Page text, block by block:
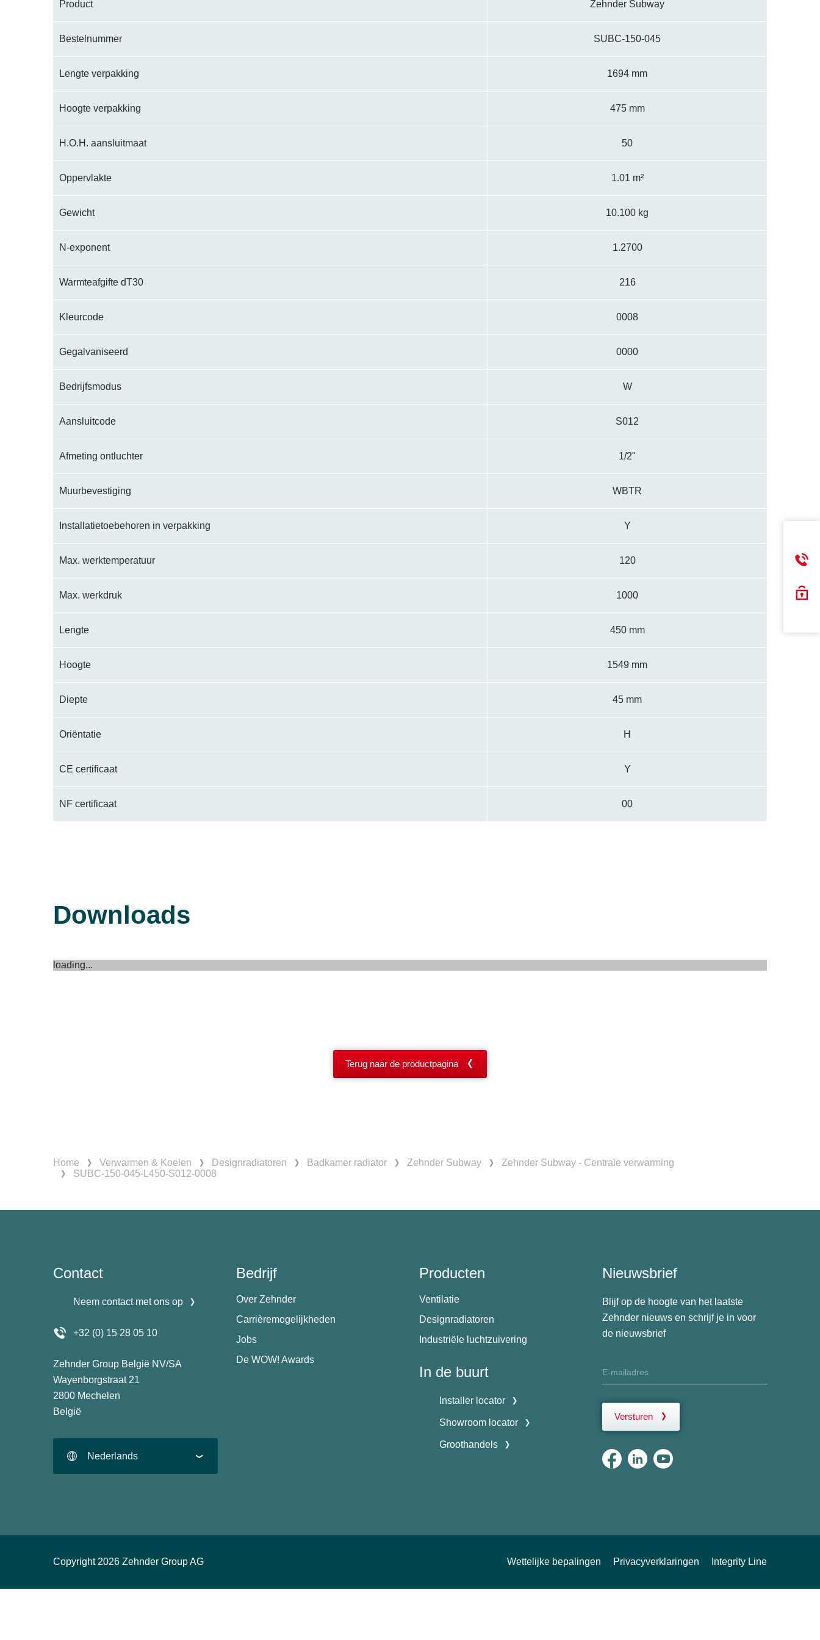
Product Zehnder Subway
Bestelnummer SUBC-150-045
Lengte verpakking 1694 mm
Hoogte verpakking 475 mm
H.O.H. aansluitmaat 50
Oppervlakte 1.01 m²
Gewicht 10.100 kg
N-exponent 1.2700
Warmteafgifte dT30 216
Kleurcode 0008
Gegalvaniseerd 0000
Bedrijfsmodus W
Aansluitcode S012
Afmeting ontluchter 1/2"
Muurbevestiging WBTR
Installatietoebehoren in verpakking Y
Max. werktemperatuur 120
Max. werkdruk 1000
Lengte 450 mm
Hoogte 1549 mm
Diepte 45 mm
Oriëntatie H
CE certificaat Y
NF certificaat 00
Downloads
loading...
Terug naar de productpagina
Home Verwarmen & Koelen Designradiatoren Badkamer radiator Zehnder Subway
Zehnder Subway - Centrale verwarming
SUBC-150-045-L450-S012-0008
Contact
Neem contact met ons op
+32 (0) 15 28 05 10
Zehnder Group België NV/SA
Wayenborgstraat 21
2800 Mechelen
België
Nederlands
Bedrijf
Over Zehnder
Carrièremogelijkheden
Jobs
De WOW! Awards
Producten
Ventilatie
Designradiatoren
Industriële luchtzuivering
In de buurt
Installer locator
Showroom locator
Groothandels
Nieuwsbrief
Blijf op de hoogte van het laatste
Zehnder nieuws en schrijf je in voor
de nieuwsbrief
Versturen
Copyright 2026 Zehnder Group AG Wettelijke bepalingen Privacyverklaringen Integrity Line